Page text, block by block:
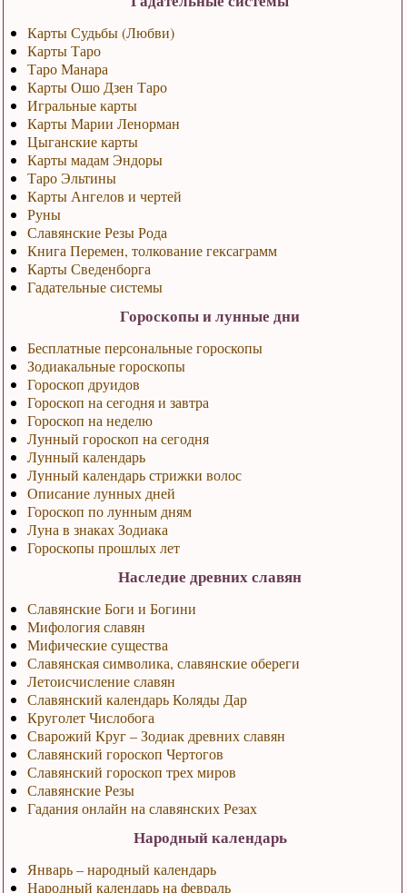
Карты Судьбы (Любви)
Карты Таро
Таро Манара
Карты Ошо Дзен Таро
Игральные карты
Карты Марии Ленорман
Цыганские карты
Карты мадам Эндоры
Таро Эльтины
Карты Ангелов и чертей
Руны
Славянские Резы Рода
Книга Перемен, толкование гексаграмм
Карты Сведенборга
Гадательные системы
Гороскопы и лунные дни
Бесплатные персональные гороскопы
Зодиакальные гороскопы
Гороскоп друидов
Гороскоп на сегодня и завтра
Гороскоп на неделю
Лунный гороскоп на сегодня
Лунный календарь
Лунный календарь стрижки волос
Описание лунных дней
Гороскоп по лунным дням
Луна в знаках Зодиака
Гороскопы прошлых лет
Наследие древних славян
Славянские Боги и Богини
Мифология славян
Мифические существа
Славянская символика, славянские обереги
Летоисчисление славян
Славянский календарь Коляды Дар
Круголет Числобога
Сварожий Круг – Зодиак древних славян
Славянский гороскоп Чертогов
Славянский гороскоп трех миров
Славянские Резы
Гадания онлайн на славянских Резах
Народный календарь
Январь – народный календарь
Народный календарь на февраль